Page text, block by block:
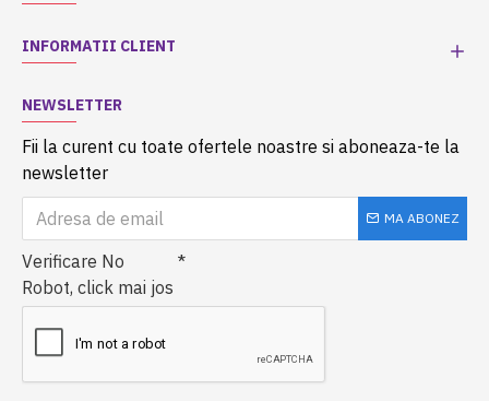
INFORMATII CLIENT
NEWSLETTER
Fii la curent cu toate ofertele noastre si aboneaza-te la
newsletter
MA ABONEZ
Verificare No
Robot, click mai jos